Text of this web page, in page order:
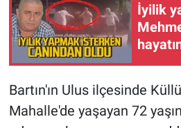
İyilik
Bartın'ın Ulus ilçesinde
Mahalle'de yaşayan 72